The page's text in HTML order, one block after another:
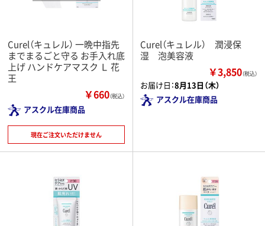
Curel（キュレル） 一晩中指先
までまるごと守る お手入れ底
上げ ハンドケアマスク Ｌ 花
王
￥660（税込）
アスクル在庫商品
現在ご注文いただけません
Curel（キュレル） 潤浸保
湿 泡美容液
￥3,850（税込）
お届け日：8月13日（木）
アスクル在庫商品